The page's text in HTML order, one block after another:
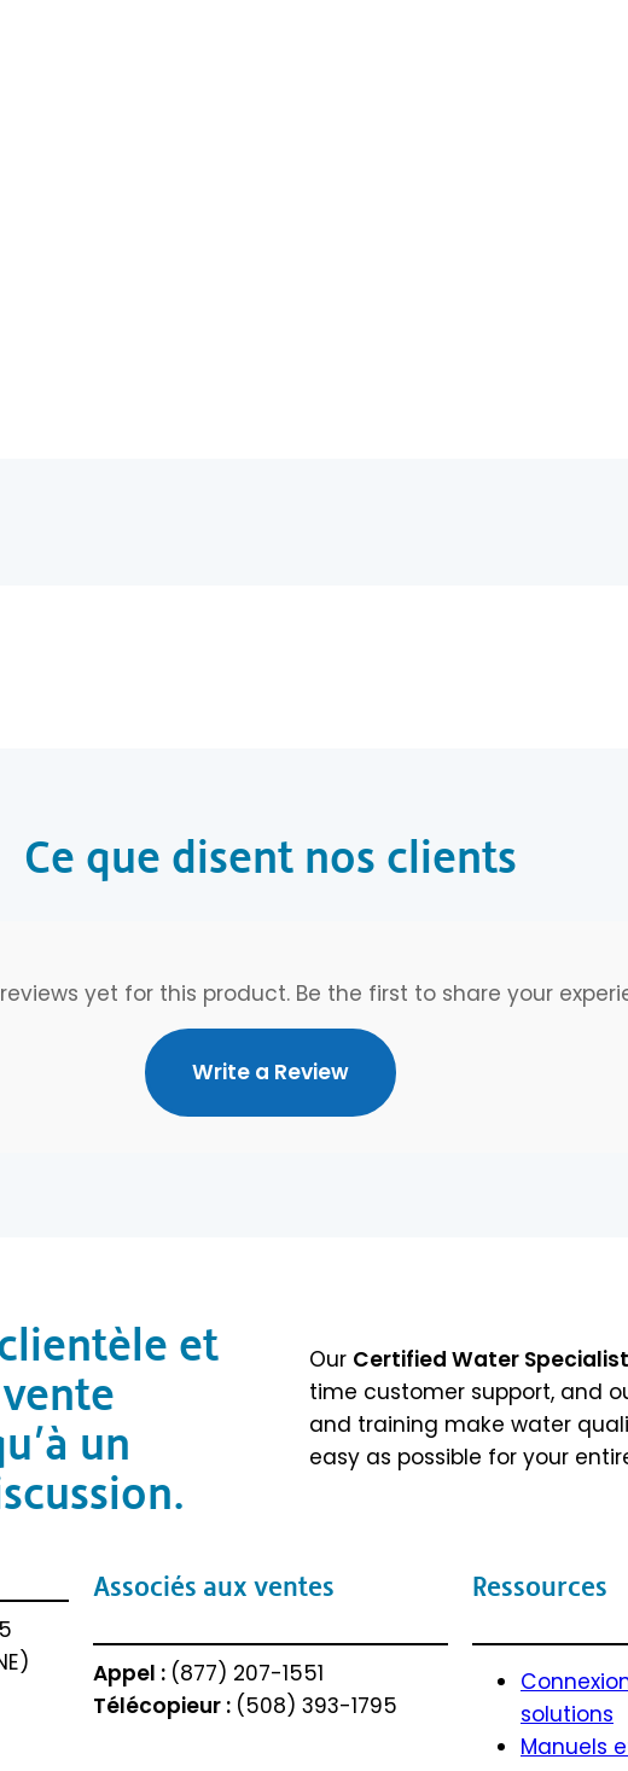
Ce que disent nos clients
yet for this product. Be the first to share your
Write a Review
et
un
Our Certified Water
time customer support, and
and training make water
easy as possible for your
Associés aux ventes
Appel : (877) 207-1551
Télécopieur : (508) 393-1795
Ressources
solutions
Manuels